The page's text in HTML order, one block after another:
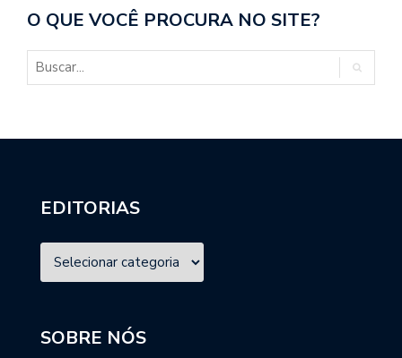
O QUE VOCÊ PROCURA NO SITE?
EDITORIAS
SOBRE NÓS